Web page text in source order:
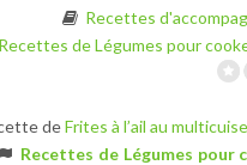
Recettes
Recettes de Légumes pour
deFrites à l’ail au
Recettes de Légumes pour